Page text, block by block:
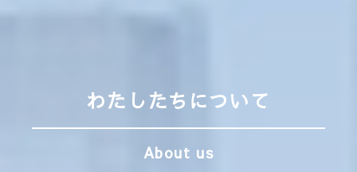
わたしたちについて
About us